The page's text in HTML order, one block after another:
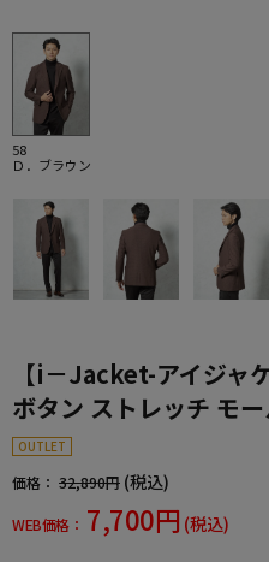
58
Ｄ．ブラウン
【i－Jacket-アイジャ
ボタン ストレッチ モ
OUTLET
価格： 32,890円 (税込)
WEB価格： 7,700円 (税込)